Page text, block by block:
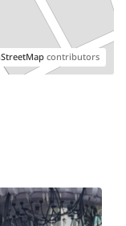
contributors